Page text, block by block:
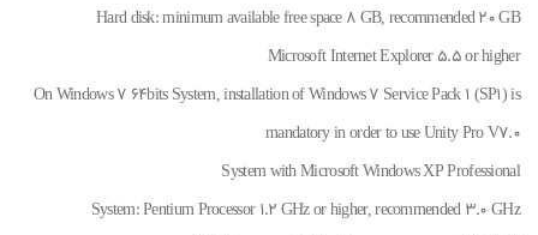
Hard disk: minimum available free space 8 GB, recommended 20 GB
Microsoft Internet Explorer 5.5 or higher
On Windows 7 64bits System, installation of Windows 7 Service Pack 1 (SP1) is
mandatory in order to use Unity Pro V7.0
System with Microsoft Windows XP Professional
System: Pentium Processor 1.2 GHz or higher, recommended 3.0 GHz